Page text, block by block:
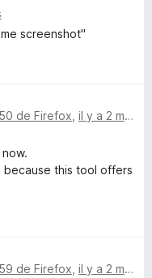
screenshot"
de Firefox il y a 2 mois
because this tool offers
de Firefox il y a 2 mois